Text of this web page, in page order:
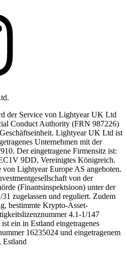
der Service von Lightyear UK Ltd
Conduct Authority (FRN 987226)
Lightyear UK Ltd ist
Unternehmen mit der
Der eingetragene Firmensitz ist:
9DD, Vereinigtes Königreich.
Lightyear Europe AS angeboten.
von der
(Finantsinspektsioon) unter der
zugelassen und reguliert. Zudem
bestimmte Krypto-Asset-
4.1-1/147
ein in Estland eingetragenes
16235024 und eingetragenem
Estland